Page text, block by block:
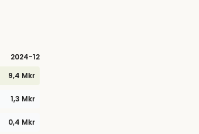
2024-12
9,4 Mkr
1,3 Mkr
0,4 Mkr